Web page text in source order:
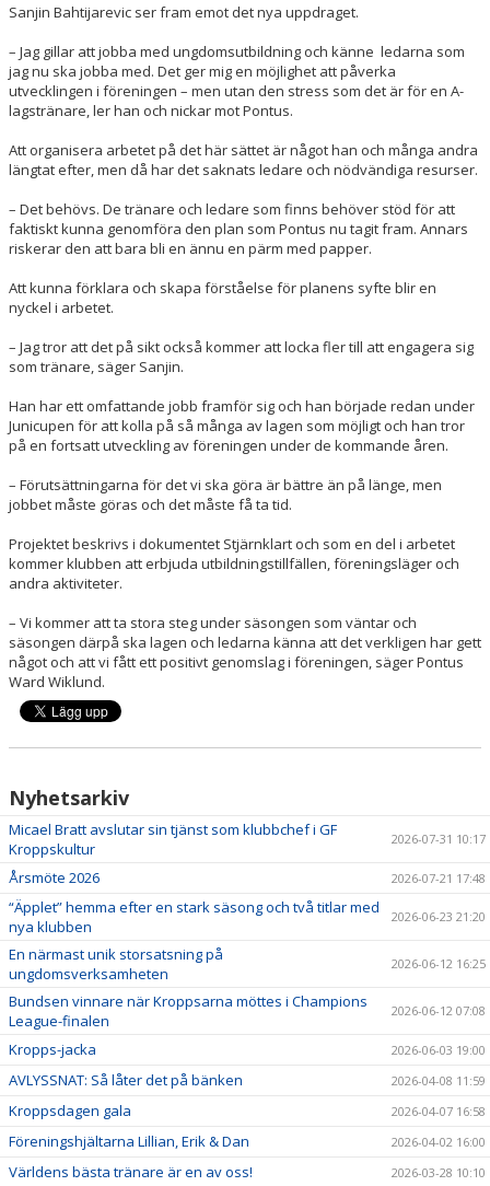
Sanjin Bahtijarevic ser fram emot det nya uppdraget.
– Jag gillar att jobba med ungdomsutbildning och känne ledarna som
jag nu ska jobba med. Det ger mig en möjlighet att påverka
utvecklingen i föreningen – men utan den stress som det är för en A-
lagstränare, ler han och nickar mot Pontus.
Att organisera arbetet på det här sättet är något han och många andra
längtat efter, men då har det saknats ledare och nödvändiga resurser.
– Det behövs. De tränare och ledare som finns behöver stöd för att
faktiskt kunna genomföra den plan som Pontus nu tagit fram. Annars
riskerar den att bara bli en ännu en pärm med papper.
Att kunna förklara och skapa förståelse för planens syfte blir en
nyckel i arbetet.
– Jag tror att det på sikt också kommer att locka fler till att engagera sig
som tränare, säger Sanjin.
Han har ett omfattande jobb framför sig och han började redan under
Junicupen för att kolla på så många av lagen som möjligt och han tror
på en fortsatt utveckling av föreningen under de kommande åren.
– Förutsättningarna för det vi ska göra är bättre än på länge, men
jobbet måste göras och det måste få ta tid.
Projektet beskrivs i dokumentet Stjärnklart och som en del i arbetet
kommer klubben att erbjuda utbildningstillfällen, föreningsläger och
andra aktiviteter.
– Vi kommer att ta stora steg under säsongen som väntar och
säsongen därpå ska lagen och ledarna känna att det verkligen har gett
något och att vi fått ett positivt genomslag i föreningen, säger Pontus
Ward Wiklund.
Nyhetsarkiv
Micael Bratt avslutar sin tjänst som klubbchef i GF
Kroppskultur
2026-07-31 10:17
Årsmöte 2026 2026-07-21 17:48
“Äpplet” hemma efter en stark säsong och två titlar med
nya klubben
2026-06-23 21:20
En närmast unik storsatsning på
ungdomsverksamheten
2026-06-12 16:25
Bundsen vinnare när Kroppsarna möttes i Champions
League-finalen
2026-06-12 07:08
Kropps-jacka 2026-06-03 19:00
AVLYSSNAT: Så låter det på bänken 2026-04-08 11:59
Kroppsdagen gala 2026-04-07 16:58
Föreningshjältarna Lillian, Erik & Dan 2026-04-02 16:00
Världens bästa tränare är en av oss! 2026-03-28 10:10